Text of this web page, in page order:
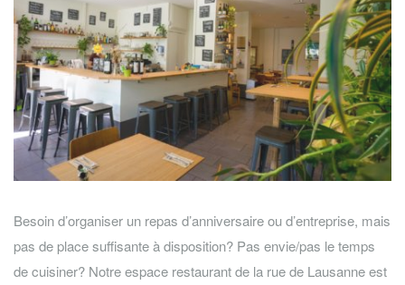
Besoin d’organiser un repas d’anniversaire ou d’entreprise, mais
pas de place suffisante à disposition? Pas envie/pas le temps
de cuisiner? Notre espace restaurant de la rue de Lausanne est